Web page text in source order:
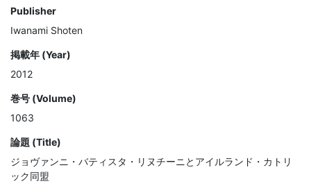
Publisher
Iwanami Shoten
掲載年 (Year)
2012
巻号 (Volume)
1063
論題 (Title)
ジョヴァンニ・バティスタ・リヌチーニとアイルランド・カトリ
ック同盟